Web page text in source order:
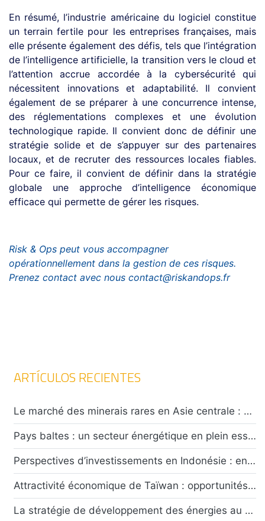
En résumé, l’industrie américaine du logiciel constitue
un terrain fertile pour les entreprises françaises, mais
elle présente également des défis, tels que l’intégration
de l’intelligence artificielle, la transition vers le cloud et
l’attention accrue accordée à la cybersécurité qui
nécessitent innovations et adaptabilité. Il convient
également de se préparer à une concurrence intense,
des réglementations complexes et une évolution
technologique rapide. Il convient donc de définir une
stratégie solide et de s’appuyer sur des partenaires
locaux, et de recruter des ressources locales fiables.
Pour ce faire, il convient de définir dans la stratégie
globale une approche d’intelligence économique
efficace qui permette de gérer les risques.
Risk & Ops peut vous accompagner
opérationnellement dans la gestion de ces risques.
Prenez contact avec nous contact@riskandops.fr
ARTÍCULOS RECIENTES
Le marché des minerais rares en Asie centrale : opportunités et défis pour les investisseurs
Pays baltes : un secteur énergétique en plein essor confronté à un climat de tensions caractérisées
Perspectives d’investissements en Indonésie : entre attractivité économique et défis sécuritaires
Attractivité économique de Taïwan : opportunités et risques ?
La stratégie de développement des énergies au Chili : risques et opportunités